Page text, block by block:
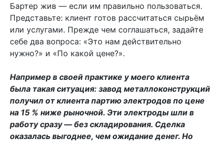
Бартер жив — если им правильно пользоваться.
Представьте: клиент готов рассчитаться сырьём
или услугами. Прежде чем соглашаться, задайте
себе два вопроса: «Это нам действительно
нужно?» и «По какой цене?».
Например в своей практике у моего клиента
была такая ситуация: завод металлоконструкций
получил от клиента партию электродов по цене
на 15 % ниже рыночной. Эти электроды шли в
работу сразу — без складирования. Сделка
оказалась выгоднее, чем ожидание денег. Но